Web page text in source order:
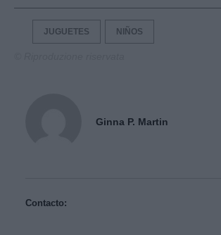
JUGUETES NIÑOS
Ginna P. Martin
Contacto: